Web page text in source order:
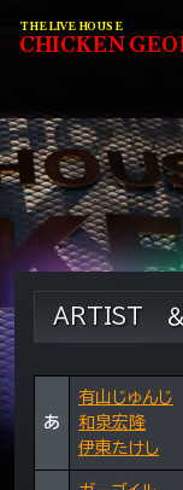
THE LIVE HOUSE
CHICKENG
ARTIST
あ
有山じゅんじ
和泉宏隆
伊東たけし